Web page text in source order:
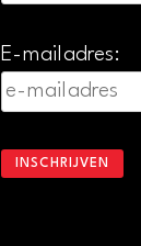
E-mailadres: